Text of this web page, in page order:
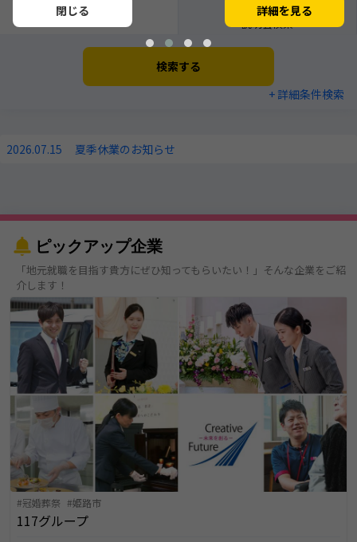
企業検索
インターンシップ
説明会検索
検索する
+ 詳細条件検索
2026.07.15 夏季休業のお知らせ
ピックアップ企業
「地元就職を目指す貴方にぜひ知ってもらいたい！」そんな企業をご紹
介します！
冠婚葬祭 姫路市
117グループ
閉じる 詳細を見る